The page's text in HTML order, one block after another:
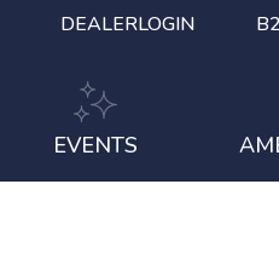
DEALERLOGIN
EVENTS